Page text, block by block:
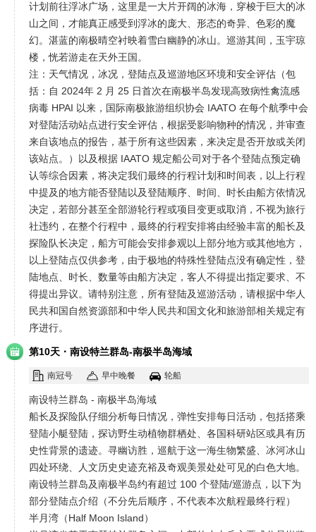
计划前往浮冰广场，这里是一大片开阔的冰海，穿梭于巨大的冰
山之间，才能真正感受到浮冰的庞大、形态的奇异、色彩的魔
幻。湛蓝的南极晴空衬映着雪白幽静的冰山。巡游其间，玉宇琼
楼，恍若游走在天外王国。
注：天气情况，冰况，登陆点及巡游地区环境和安全评估（包
括：自 2024年 2 月 25 日首次在南极半岛发现高致病性禽流感
病毒 HPAI 以来，国际南极旅游组织协会 IAATO 在每个航季中会
对登陆活动站点进行安全评估，根据受影响物种的情况，并审查
来自该地点的报告，基于所有这些因素，来决定是否开放或关闭
该站点。）以及根据 IAATO 规定船公司对于各个登陆点预定确
认等综合因素，将决定我们最终的行程计划和时间表，以上行程
中提及的地方能否登陆以及登陆顺序、时间、时长由船方依情况
决定，若部分甚至全部游轮行程或项目变更或取消，不视为旅行
社违约，在整个行程中，最终的行程安排将由经验丰富的船长及
探险队长决定，船方可能会安排参观以上部分地方或其他地方，
以上登陆点仅供参考，由于极地的特殊性登陆点没有确定性，登
陆地点、时长、数量等由船方决定，客人不得提出指定要求、不
得提出异议。请特别注意，所有登陆及巡游活动，请根据中华人
民共和国自然资源部和中华人民共和国文化和旅游部相关规定有
序进行。
第10天 · 南设特兰群岛-南极半岛海域
南冠号 早中晚餐 轮船
南设特兰群岛 - 南极半岛海域
船长及探险队仔细分析每日情况，弹性安排每日活动，包括搭乘
登陆小艇登陆，探访野生动植物群栖处、各国科研站区或具有历
史性背景的遗迹。寻幽访胜，巡航于这一海生物繁盛、冰河冰山
四处环绕、人文历史史迹充裕及奇观美景处处可见的白色大地。
南设特兰群岛及南极半岛约有超过 100 个登陆/巡游点，以下为
部分登陆点介绍（不分先后顺序，不代表本次航程最终行程）
半月湾（Half Moon Island）